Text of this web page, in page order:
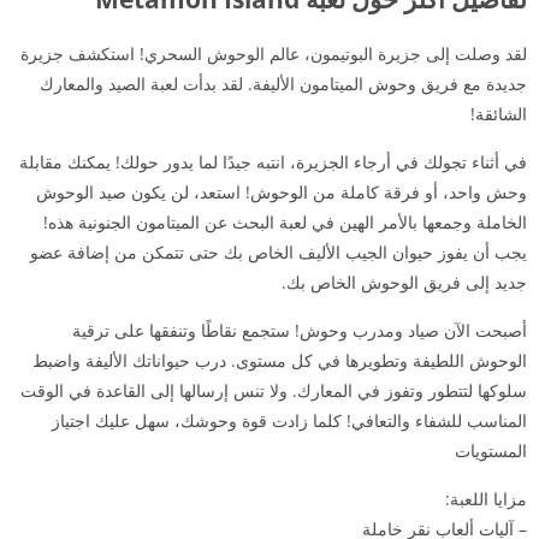
لقد وصلت إلى جزيرة البوتيمون، عالم الوحوش السحري! استكشف جزيرة
جديدة مع فريق وحوش الميتامون الأليفة. لقد بدأت لعبة الصيد والمعارك
الشائقة!
في أثناء تجولك في أرجاء الجزيرة، انتبه جيدًا لما يدور حولك! يمكنك مقابلة
وحش واحد، أو فرقة كاملة من الوحوش! استعد، لن يكون صيد الوحوش
الخاملة وجمعها بالأمر الهين في لعبة البحث عن الميتامون الجنونية هذه!
يجب أن يفوز حيوان الجيب الأليف الخاص بك حتى تتمكن من إضافة عضو
جديد إلى فريق الوحوش الخاص بك.
أصبحت الآن صياد ومدرب وحوش! ستجمع نقاطًا وتنفقها على ترقية
الوحوش اللطيفة وتطويرها في كل مستوى. درب حيواناتك الأليفة واضبط
سلوكها لتتطور وتفوز في المعارك. ولا تنس إرسالها إلى القاعدة في الوقت
المناسب للشفاء والتعافي! كلما زادت قوة وحوشك، سهل عليك اجتياز
المستويات
مزايا اللعبة:
– آليات ألعاب نقر خاملة